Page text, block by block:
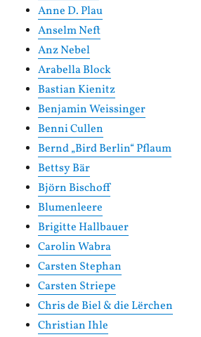
Anne D. Plau
Anselm Neft
Anz Nebel
Arabella Block
Bastian Kienitz
Benjamin Weissinger
Benni Cullen
Bernd „Bird Berlin“ Pflaum
Bettsy Bär
Björn Bischoff
Blumenleere
Brigitte Hallbauer
Carolin Wabra
Carsten Stephan
Carsten Striepe
Chris de Biel & die Lërchen
Christian Ihle